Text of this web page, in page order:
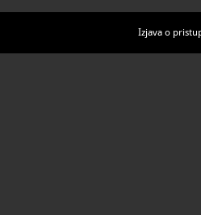
Izjava o